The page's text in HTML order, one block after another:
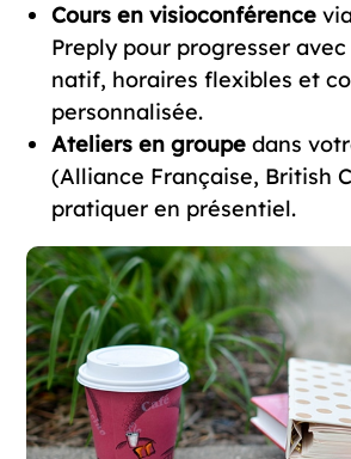
Cours en visioconférence
Preply pour progresser
natif, horaires flexibles et
personnalisée.
Ateliers en groupedans
(Alliance Française, British
pratiquer en présentiel.